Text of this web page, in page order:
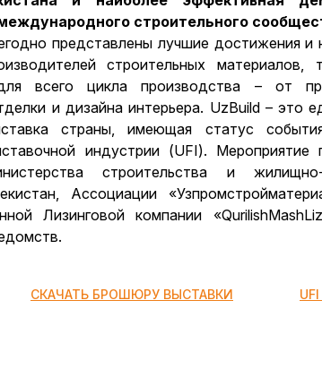
строительного
представлены лучшие достижения и
строительных материалов,
всего цикла производства – от
и дизайна интерьера. UzBuild – это
страны, имеющая статус
индустрии (UFI). Мероприятие
строительства и жилищно-
Ассоциации
Лизинговой компании
СКАЧАТЬ БРОШЮРУ ВЫСТАВКИ